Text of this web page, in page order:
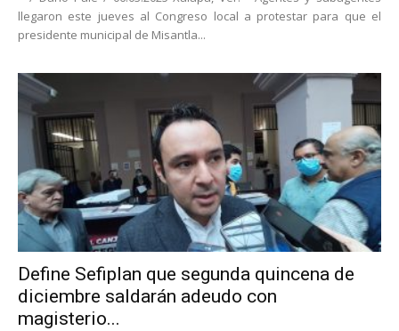
llegaron este jueves al Congreso local a protestar para que el
presidente municipal de Misantla...
Define Sefiplan que segunda quincena de
diciembre saldarán adeudo con
magisterio...